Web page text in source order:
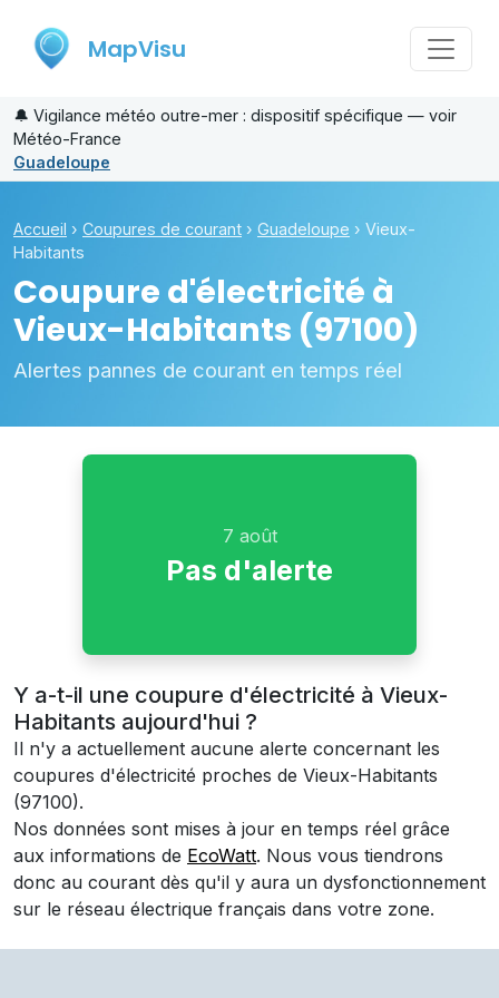
MapVisu
🔔 Vigilance météo outre-mer : dispositif spécifique — voir
Météo-France
Guadeloupe
Accueil › Coupures de courant › Guadeloupe › Vieux-
Habitants
Coupure d'électricité à
Vieux-Habitants (97100)
Alertes pannes de courant en temps réel
7 août
Pas d'alerte
Y a-t-il une coupure d'électricité à Vieux-
Habitants aujourd'hui ?
Il n'y a actuellement aucune alerte concernant les
coupures d'électricité proches de Vieux-Habitants
(97100).
Nos données sont mises à jour en temps réel grâce
aux informations de EcoWatt. Nous vous tiendrons
donc au courant dès qu'il y aura un dysfonctionnement
sur le réseau électrique français dans votre zone.